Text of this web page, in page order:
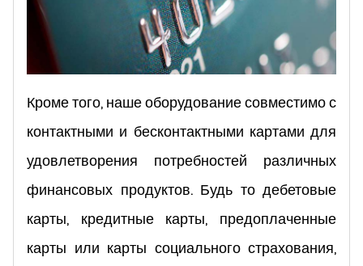
Кроме того, наше оборудование совместимо с
контактными и бесконтактными картами для
удовлетворения потребностей различных
финансовых продуктов. Будь то дебетовые
карты, кредитные карты, предоплаченные
карты или карты социального страхования,